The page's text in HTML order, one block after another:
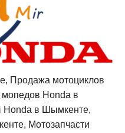
Продажа мотоциклов
Honda в
Honda в Шымкенте,
Мотозапчасти